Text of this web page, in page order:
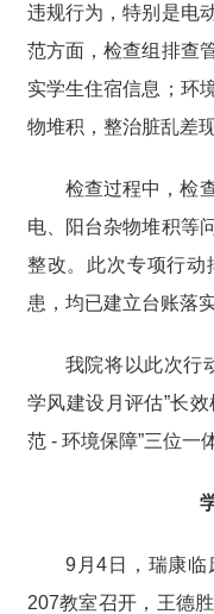
违规行为，特别是电
范方面，检查组排查
实学生住宿信息；环
物堆积，整治脏乱差现
检查过程中，检
电、阳台杂物堆积等
整改。此次专项行动
患，均已建立台账落
我院将以此次行
学风建设月评估”长
范 - 环境保障”三位一
9月4日，瑞康临
207教室召开，王德